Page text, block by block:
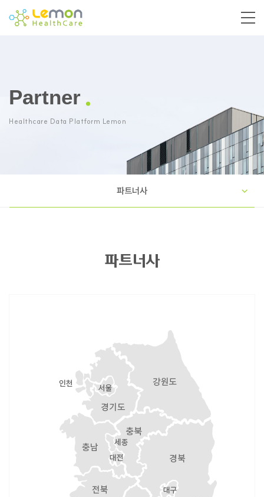
Partner
Healthcare Data Platform Lemon
파트너사
파트너사